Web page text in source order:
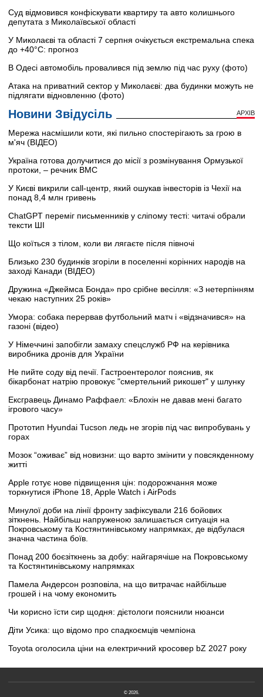
Суд відмовився конфіскувати квартиру та авто колишнього
депутата з Миколаївської області
У Миколаєві та області 7 серпня очікується екстремальна спека
до +40°C: прогноз
В Одесі автомобіль провалився під землю під час руху (фото)
Атака на приватний сектор у Миколаєві: два будинки можуть не
підлягати відновленню (фото)
Новини Звідусіль АРХІВ
Мережа насмішили коти, які пильно спостерігають за грою в
м'яч (ВІДЕО)
Україна готова долучитися до місії з розмінування Ормузької
протоки, – речник ВМС
У Києві викрили call-центр, який ошукав інвесторів із Чехії на
понад 8,4 млн гривень
ChatGPT переміг письменників у сліпому тесті: читачі обрали
тексти ШІ
Що коїться з тілом, коли ви лягаєте після півночі
Близько 230 будинків згоріли в поселенні корінних народів на
заході Канади (ВІДЕО)
Дружина «Джеймса Бонда» про срібне весілля: «З нетерпінням
чекаю наступних 25 років»
Умора: собака перервав футбольний матч і «відзначився» на
газоні (відео)
У Німеччині запобігли замаху спецслужб РФ на керівника
виробника дронів для України
Не пийте соду від печії. Гастроентеролог пояснив, як
бікарбонат натрію провокує "смертельний рикошет" у шлунку
Ексгравець Динамо Раффаел: «Блохін не давав мені багато
ігрового часу»
Прототип Hyundai Tucson ледь не згорів під час випробувань у
горах
Мозок “оживає” від новизни: що варто змінити у повсякденному
житті
Apple готує нове підвищення цін: подорожчання може
торкнутися iPhone 18, Apple Watch і AirPods
Минулої доби на лінії фронту зафіксували 216 бойових
зіткнень. Найбільш напруженою залишається ситуація на
Покровському та Костянтинівському напрямках, де відбулася
значна частина боїв.
Понад 200 боєзіткнень за добу: найгарячіше на Покровському
та Костянтинівському напрямках
Памела Андерсон розповіла, на що витрачає найбільше
грошей і на чому економить
Чи корисно їсти сир щодня: дієтологи пояснили нюанси
Діти Усика: що відомо про спадкоємців чемпіона
Toyota оголосила ціни на електричний кросовер bZ 2027 року
© 2026.